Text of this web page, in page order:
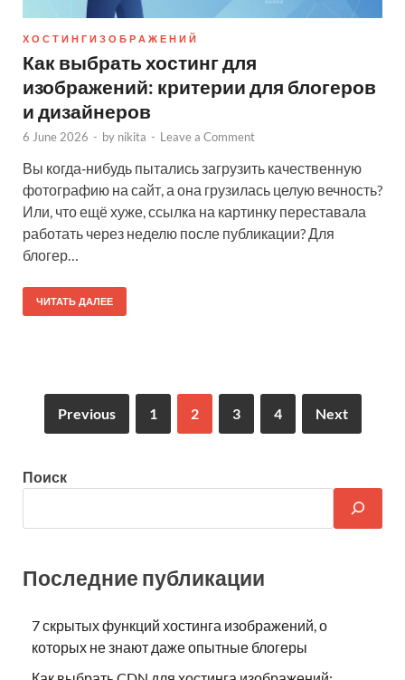
Х О С Т И Н Г И З О Б Р А Ж Е Н И Й
Как выбрать хостинг для
изображений: критерии для блогеров
и дизайнеров
6 June 2026 - by nikita - Leave a Comment
Вы когда‑нибудь пытались загрузить качественную
фотографию на сайт, а она грузилась целую вечность?
Или, что ещё хуже, ссылка на картинку переставала
работать через неделю после публикации? Для
блогер…
ЧИТАТЬ ДАЛЕЕ
Previous 1 2 3 4 Next
Поиск
Последние публикации
7 скрытых функций хостинга изображений, о
которых не знают даже опытные блогеры